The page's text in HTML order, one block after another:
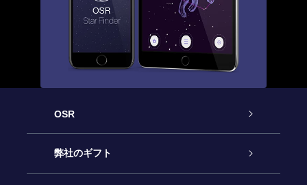
OSR
カスタマーサービス
弊社のギフト